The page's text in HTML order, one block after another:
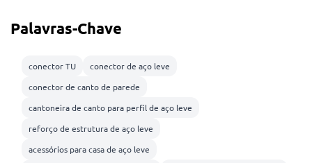
Palavras-Chave
conector TU
conector de aço leve
conector de canto de parede
cantoneira de canto para perfil de aço leve
reforço de estrutura de aço leve
acessórios para casa de aço leve